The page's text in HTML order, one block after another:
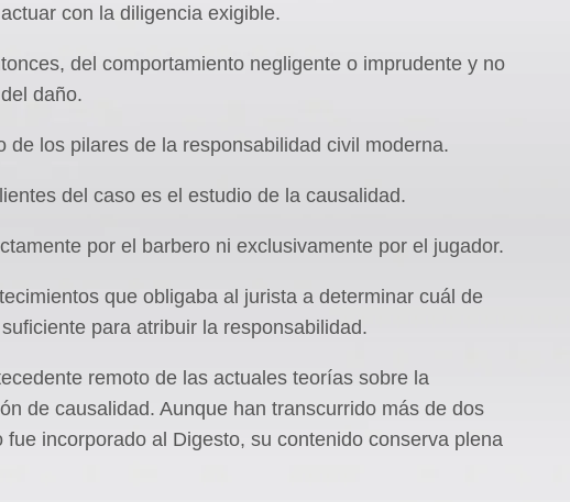
con la diligencia exigible.
del comportamiento negligente o imprudente y no
daño.
de los pilares de la responsabilidad civil moderna.
del caso es el estudio de la causalidad.
por el barbero ni exclusivamente por el jugador.
que obligaba al jurista a determinar cuál de
para atribuir la responsabilidad.
remoto de las actuales teorías sobre la
de causalidad. Aunque han transcurrido más de dos
incorporado al Digesto, su contenido conserva plena